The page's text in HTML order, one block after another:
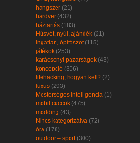
hangszer (21)
hardver (432)
háztartás (183)
Húsvét, nyúl, ajándék (21)
ingatlan, építészet(115)
játékok (253)
karácsonyi pazarságok (43)
koncepció (306)
lifehacking, hogyan kell? (2)
luxus (293)
Mesterséges intelligencia (1)
mobil cuccok (475)
modding (43)
Nincs kategorizálva (72)
óra (178)
outdoor – sport(300)